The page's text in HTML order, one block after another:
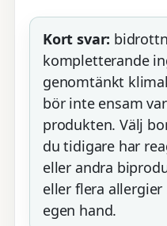
Kort svar:
kompletterande
genomtänkt
bör inte ensam
produkten. Välj
du tidigare har
eller andra
eller flera
egen hand.